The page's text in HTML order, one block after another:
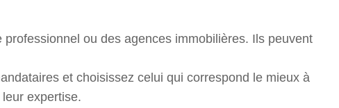
ou des agences immobilières. Ils peuvent
et choisissez celui qui correspond le mieux à
expertise.